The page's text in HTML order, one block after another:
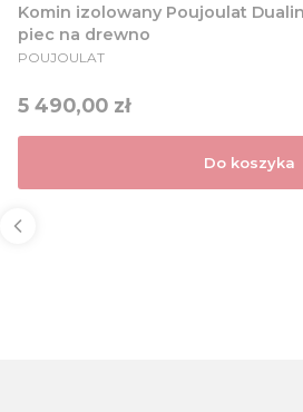
Komin izolowany Poujoulat
piec na drewno
PRODUCENT
POUJOULAT
Cena
5 490,00 zł
Do koszyka